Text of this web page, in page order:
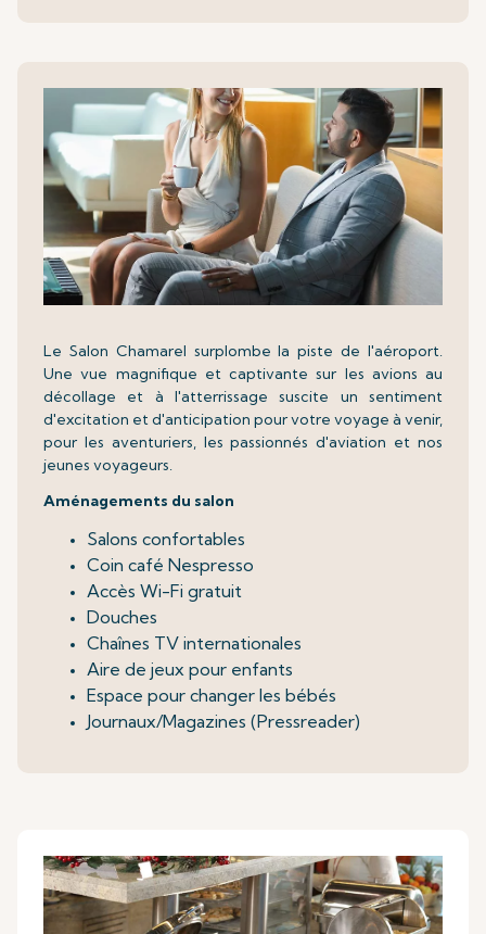
Le Salon Chamarel surplombe la piste de l'aéroport.
Une vue magnifique et captivante sur les avions au
décollage et à l'atterrissage suscite un sentiment
d'excitation et d'anticipation pour votre voyage à venir,
pour les aventuriers, les passionnés d'aviation et nos
jeunes voyageurs.
Aménagements du salon
Salons confortables
Coin café Nespresso
Accès Wi-Fi gratuit
Douches
Chaînes TV internationales
Aire de jeux pour enfants
Espace pour changer les bébés
Journaux/Magazines (Pressreader)